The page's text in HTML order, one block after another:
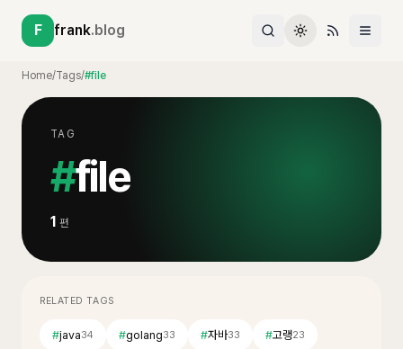
F frank.blog
Home/Tags/#file
TAG
#file
1 편
RELATED TAGS
#java34 #golang33 #자바33 #고랭23